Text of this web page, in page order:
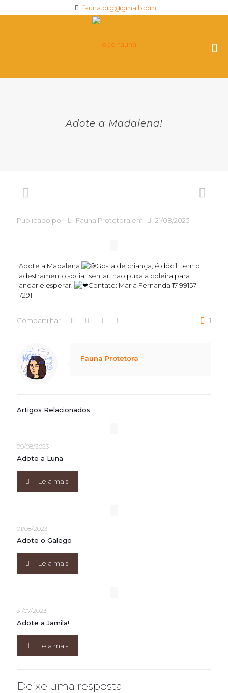
fauna.org@gmail.com
Adote a Madalena!
Publicado por Fauna Protetora em 21/08/2023
Adote a Madalena
Gosta de criança, é dócil, tem o
adestramento social, sentar, não puxa a coleira para
andar e esperar.
Contato: Maria Fernanda 17 99157-
7291
Compartilhar 1
Notice
/home/marcusbarboza/public_html/wp-content/themes/betheme/includes/content-single.php
on line
286
Fauna Protetora
Artigos Relacionados
09/08/2023
Adote a Luna
Leia mais
01/08/2023
Adote o Galego
Leia mais
31/07/2023
Adote a Jamila!
Leia mais
Deixe uma resposta